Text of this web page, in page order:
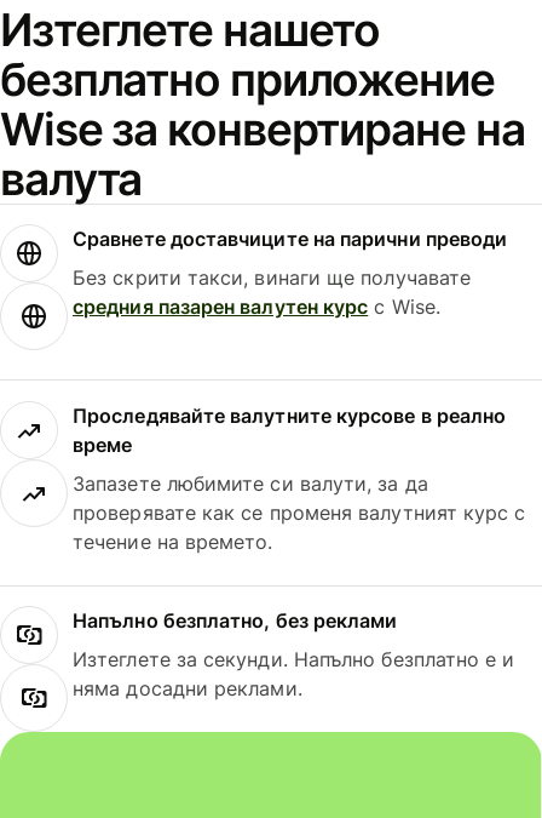
Изтеглете нашето
безплатно приложение
Wise за конвертиране на
валута
Сравнете доставчиците на парични преводи
Без скрити такси, винаги ще получавате
средния пазарен валутен курс с Wise.
Проследявайте валутните курсове в реално
време
Запазете любимите си валути, за да
проверявате как се променя валутният курс с
течение на времето.
Напълно безплатно, без реклами
Изтеглете за секунди. Напълно безплатно е и
няма досадни реклами.